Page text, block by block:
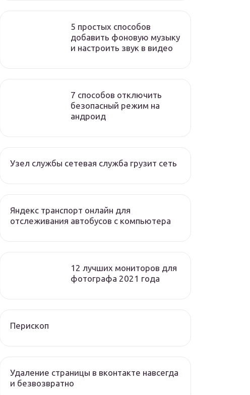
5 простых способов
добавить фоновую музыку
и настроить звук в видео
7 способов отключить
безопасный режим на
андроид
Узел службы сетевая служба грузит сеть
Яндекс транспорт онлайн для
отслеживания автобусов с компьютера
12 лучших мониторов для
фотографа 2021 года
Перископ
Удаление страницы в вконтакте навсегда
и безвозвратно